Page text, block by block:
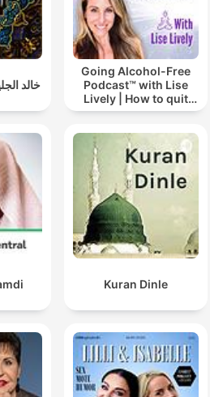
خالد
Going Alcohol-Free
Podcast™ with Lise
Lively | How to quit
drinking alcohol
Kuran Dinle